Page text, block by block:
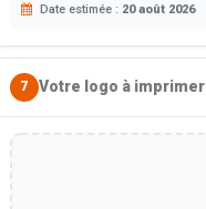
Date estimée : 20 août 2026
7 Votre logo à imprimer